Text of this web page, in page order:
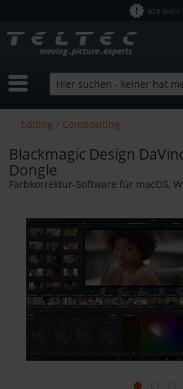
B2B SHOP
Editing / Compositing
Blackmagic Design
Dongle
Farbkorrektur-Software für macOS,
Sofort lieferbar
Hersteller
Tangent
von3,78 € bis